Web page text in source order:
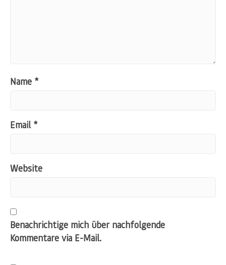
Name *
Email *
Website
Benachrichtige mich über nachfolgende
Kommentare via E-Mail.